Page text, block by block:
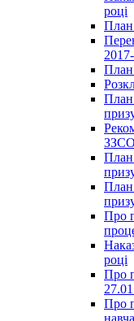
році
План
План
План
ЗЗСО
План
План
Про
році
Про
Про